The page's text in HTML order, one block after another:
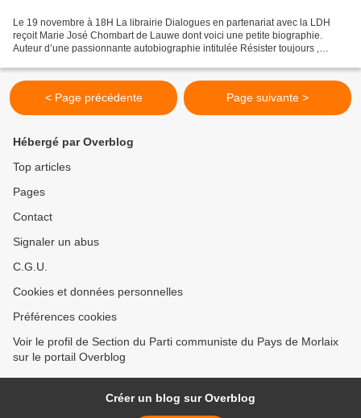
Le 19 novembre à 18H La librairie Dialogues en partenariat avec la LDH
reçoit Marie José Chombart de Lauwe dont voici une petite biographie.
Auteur d’une passionnante autobiographie intitulée Résister toujours ,
< Page précédente Page suivante >
Hébergé par Overblog
Top articles
Pages
Contact
Signaler un abus
C.G.U.
Cookies et données personnelles
Préférences cookies
Voir le profil de Section du Parti communiste du Pays de Morlaix
sur le portail Overblog
Créer un blog sur Overblog